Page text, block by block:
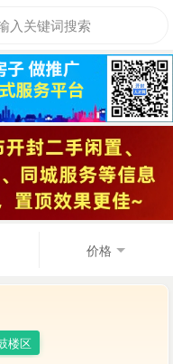
入关键词搜索
价格
楼区